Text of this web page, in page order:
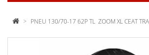
PNEU 130/70-17 62P TL ZOOM XL CEAT